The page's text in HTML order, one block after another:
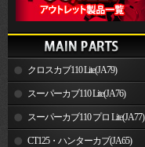
クロスカブ110 Lite(JA79)
スーパーカブ110 Lite(JA76)
スーパーカブ110 プロ Lite(JA77)
CT125・ハンターカブ(JA65)